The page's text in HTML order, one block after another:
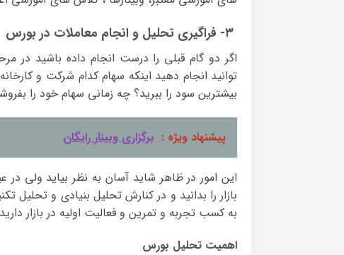
اگر دو گام قبلی را درست انجام داده باشید در
توانید انجام دهید اینکه سهام کدام شرکت و
بیشترین سود را ببرید؟ چه زمانی سهام خود را
پیشنهاد ویژه : برگزاری وبینار رایگان
این امور در ظاهر شاید آسان به نظر بیاید
بازار را بدانید و در کنارش تحلیل بنیادی و تحلیل
به کسب تجربه و تمرین و فعالیت اولیه در بازار
اهمیت تحلیل بورس